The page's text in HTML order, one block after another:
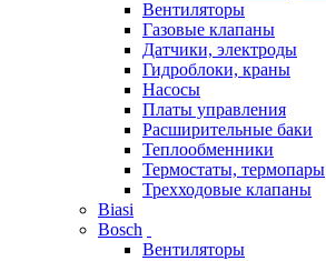
Вентиляторы
Газовые клапаны
Датчики, электроды
Гидроблоки, краны
Насосы
Платы управления
Расширительные баки
Теплообменники
Термостаты, термопары
Трехходовые клапаны
Biasi
Bosch
Вентиляторы